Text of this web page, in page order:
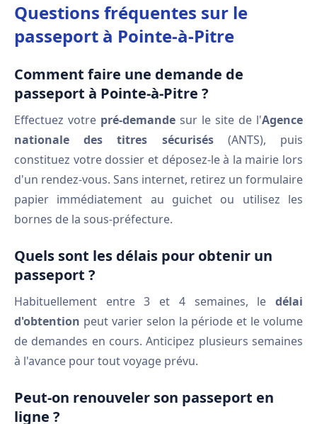
Questions fréquentes sur le
passeport à Pointe-à-Pitre
Comment faire une demande de
passeport à Pointe-à-Pitre ?
Effectuez votre pré-demande sur le site de l'Agence
nationale des titres sécurisés(ANTS), puis
constituez votre dossier et déposez-le à la mairie lors
d'un rendez-vous. Sans internet, retirez un formulaire
papier immédiatement au guichet ou utilisez les
bornes de la sous-préfecture.
Quels sont les délais pour obtenir un
passeport ?
Habituellement entre 3 et 4 semaines, le délai
d'obtention peut varier selon la période et le volume
de demandes en cours. Anticipez plusieurs semaines
à l'avance pour tout voyage prévu.
Peut-on renouveler son passeport en
ligne ?